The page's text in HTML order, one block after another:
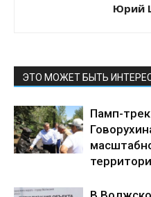
Юрий
ЭТО МОЖЕТ БЫТЬ
Памп-